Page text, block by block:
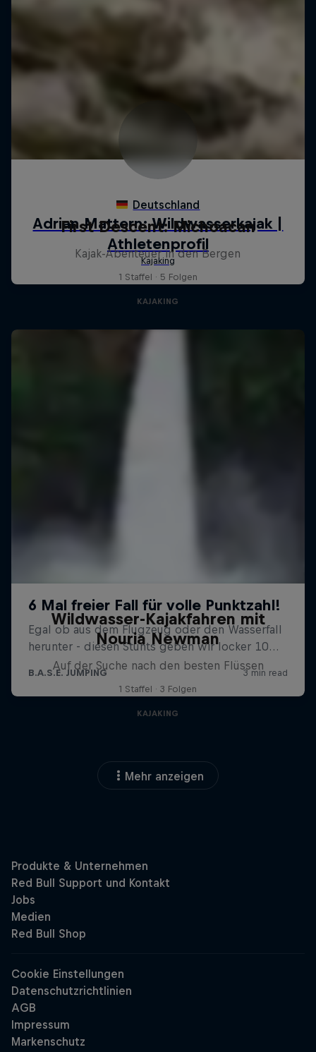
First Descent: Michoacan
Kajak-Abenteuer in den Bergen
1 Staffel · 5 Folgen
KAJAKING
Wildwasser-Kajakfahren mit
Nouria Newman
Auf der Suche nach den besten Flüssen
1 Staffel · 3 Folgen
KAJAKING
Mehr anzeigen